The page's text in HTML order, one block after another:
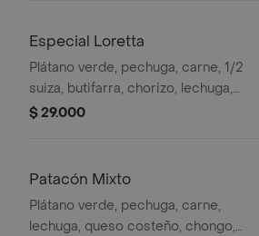
Especial Loretta
Plátano verde, pechuga, carne, 1/2
suiza, butifarra, chorizo, lechuga,
queso costeño, chongo, tártara.
$ 29.000
Patacón Mixto
Plátano verde, pechuga, carne,
lechuga, queso costeño, chongo,